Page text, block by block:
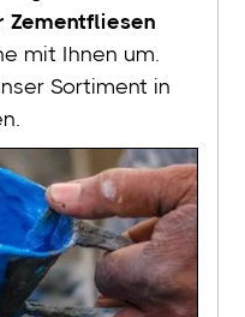
Zementfliesen
mit Ihnen um.
Sortiment in